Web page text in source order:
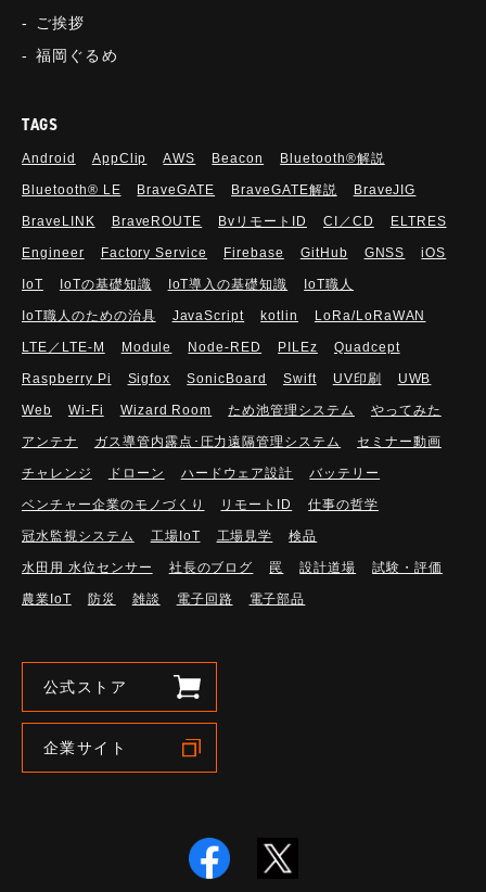
ご挨拶
福岡ぐるめ
TAGS
Android AppClip AWS Beacon Bluetooth®解説
Bluetooth®︎ LE BraveGATE BraveGATE解説 BraveJIG
BraveLINK BraveROUTE BvリモートID CI／CD ELTRES
Engineer Factory Service Firebase GitHub GNSS iOS
IoT IoTの基礎知識 IoT導入の基礎知識 IoT職人
IoT職人のための治具 JavaScript kotlin LoRa/LoRaWAN
LTE／LTE-M Module Node-RED PILEz Quadcept
Raspberry Pi Sigfox SonicBoard Swift UV印刷 UWB
Web Wi-Fi Wizard Room ため池管理システム やってみた
アンテナ ガス導管内露点･圧力遠隔管理システム セミナー動画
チャレンジ ドローン ハードウェア設計 バッテリー
ベンチャー企業のモノづくり リモートID 仕事の哲学
冠水監視システム 工場IoT 工場見学 検品
水田用 水位センサー 社長のブログ 罠 設計道場 試験・評価
農業IoT 防災 雑談 電子回路 電子部品
公式ストア
企業サイト